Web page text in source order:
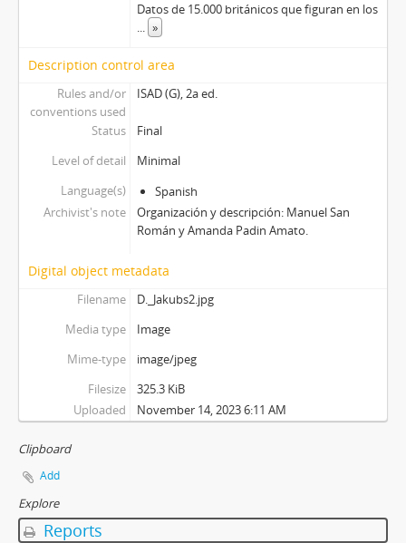
Datos de 15.000 británicos que figuran en los
... »
Description control area
Rules and/or
conventions used
ISAD (G), 2a ed.
Status
Final
Level of detail
Minimal
Language(s)
Spanish
Archivist's note
Organización y descripción: Manuel San
Román y Amanda Padin Amato.
Digital object metadata
Filename
D._Jakubs2.jpg
Media type
Image
Mime-type
image/jpeg
Filesize
325.3 KiB
Uploaded
November 14, 2023 6:11 AM
Clipboard
Add
Explore
Reports